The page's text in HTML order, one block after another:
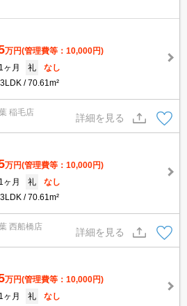
万円(管理費等：10,000円)
1ヶ月 礼
なし
3LDK 70.61m²
稲毛店
詳細を見る
万円(管理費等：10,000円)
1ヶ月 礼
なし
3LDK 70.61m²
西船橋店
詳細を見る
万円(管理費等：10,000円)
1ヶ月 礼
なし